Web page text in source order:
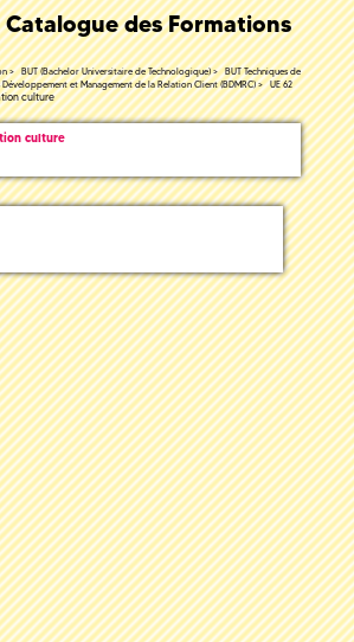
Catalogue des Formations
BUT (Bachelor Universitaire de Technologique)
BUT Techniques de
Développement et Management de la Relation Client (BDMRC)
UE 62
culture
culture